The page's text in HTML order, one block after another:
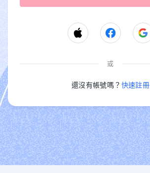
或
還沒有帳號嗎？ 快速註冊